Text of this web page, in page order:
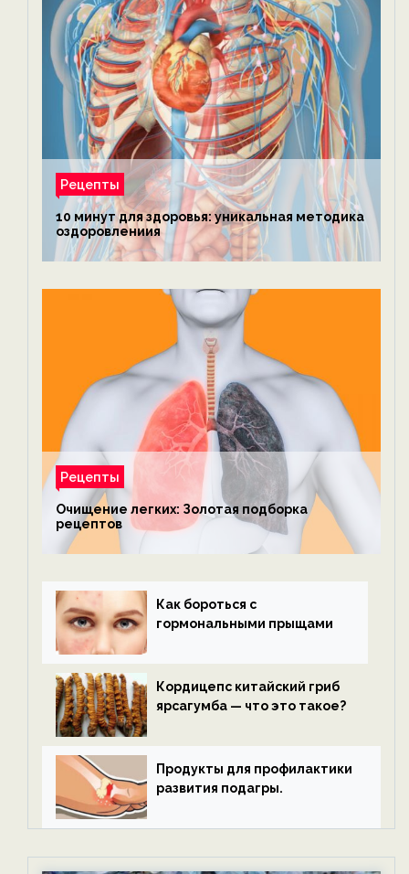
Рецепты
10 минут для здоровья: уникальная методика
оздоровлениия
Рецепты
Очищение легких: Золотая подборка
рецептов
Как бороться с
гормональными прыщами
Кордицепс китайский гриб
ярсагумба — что это такое?
Продукты для профилактики
развития подагры.